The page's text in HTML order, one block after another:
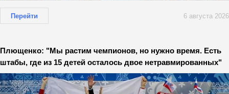
Перейти 6 августа 2026
Плющенко: "Мы растим чемпионов, но нужно время. Есть
штабы, где из 15 детей осталось двое нетравмированных"